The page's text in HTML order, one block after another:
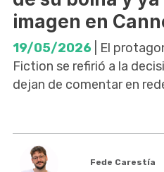
imagen en
19/05/2026 | El
Fiction se refirió a la
dejan de comentar en
Fede Carestía